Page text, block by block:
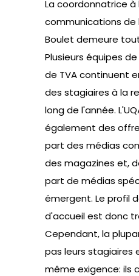
La coordonnatrice
communications de
Boulet demeure
Plusieurs équipes
de TVA continuent
des stagiaires à la
long de l'année.
également des
part des médias
des magazines et,
part de médias
émergent. Le profil
d'accueil est donc
Cependant, la
pas leurs stagiaires
même exigence: ils